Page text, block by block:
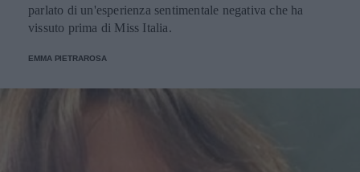
parlato di un'esperienza sentimentale negativa che ha
vissuto prima di Miss Italia.
EMMA PIETRAROSA